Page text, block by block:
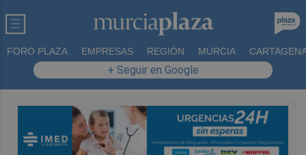
FORO PLAZA EMPRESAS REGIÓN MURCIA
+ Seguir en Google